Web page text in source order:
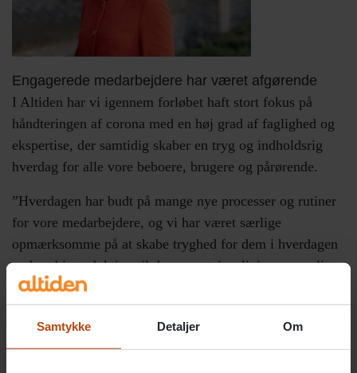
Samtykke Detaljer Om
Engagerede medarbejdere har været afgørende
I Altiden har vi igennem forløbet haft stort fokus på
håndteringen af corona med en høj grad af faglighed og
ekspertise, der samtidig skaber en tryg og indholdsrig
hverdag for alle vore beboere, brugere og pårørende.
”Hverdagen har budt på mange nye processer og rutiner
for vore medarbejdere, og vi har været særlige
opmærksomme på at skabe tryghed for dem i hverdagen
ved god introduktion til de nye retningslinjer, en særlig
telefonisk corona-hotline og træning i brug af
værnemidlerne. Situationen har stillet store krav til dem,
og det har været meget positivt og berigende at opleve
den helt særlige holdånd og engagement sammen med at